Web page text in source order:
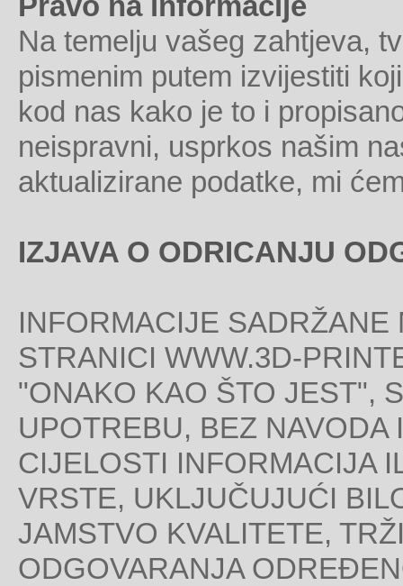
Na temelju vašeg zahtjeva,
pismenim putem izvijestiti
kod nas kako je to i
neispravni, usprkos našim
aktualizirane podatke, mi
IZJAVA O ODRICANJU
INFORMACIJE
STRANICI WWW.3D-
"ONAKO KAO ŠTO JEST",
UPOTREBU, BEZ NAVODA
CIJELOSTI INFORMACIJA
VRSTE, UKLJUČUJUĆI
JAMSTVO KVALITETE,
ODGOVARANJA